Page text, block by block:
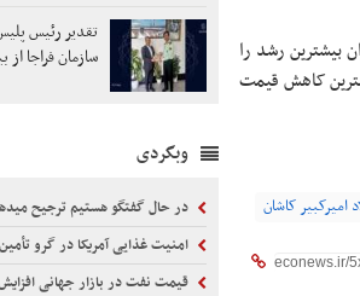
بیشترین رشد را
کاهش قیمت
امیرکبیر کاشان
تقدیر رئیس
سازمان فراجا
وبگردی
در حال گفتگو هستیم ترجیح
امنیت غذایی آمریکا در گرو
قیمت نفت در بازار جهانی